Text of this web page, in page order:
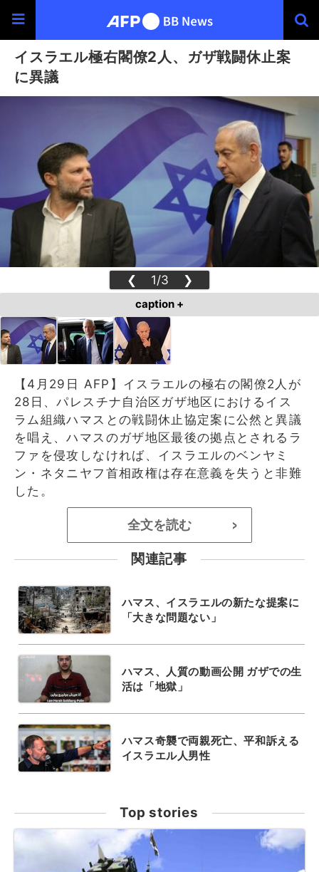
イスラエル極右閣僚2人、ガザ戦闘休止案
に異議
❮ 1/3 ❯
caption +
【4月29日 AFP】イスラエルの極右の閣僚2人が
28日、パレスチナ自治区ガザ地区におけるイス
ラム組織ハマスとの戦闘休止協定案に公然と異議
を唱え、ハマスのガザ地区最後の拠点とされるラ
ファを侵攻しなければ、イスラエルのベンヤミ
ン・ネタニヤフ首相政権は存在意義を失うと非難
した。
全文を読む >
関連記事
ハマス、イスラエルの新たな提案に
「大きな問題ない」
ハマス、人質の動画公開 ガザでの生
活は「地獄」
ハマス奇襲で両親死亡、平和訴える
イスラエル人男性
Top stories